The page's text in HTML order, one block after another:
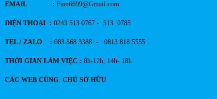
EMAIL : Fam6699@Gmail.com
ĐIỆN THOẠI : 0243.513.0767 - 513. 0785
TEL / ZALO : 083 868 3388 - 0813 818 5555
THỜI GIAN LÀM VIỆC : 8h-12h, 14h- 18h
CÁC WEB CÙNG CHỦ SỞ HỮU